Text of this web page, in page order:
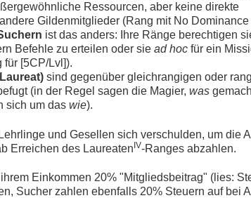
Ressourcen, aber keine direkte
Gildenmitglieder (Rang mit No Dominance
ist das anders: Ihre Ränge berechtigen
Befehle zu erteilen oder sie ad hocfür ein
für [5CP/Lvl]).
sind gegenüber gleichrangigen oder
(in der Regel sagen die Magier, was
sich um das wie).
und Gesellen sich verschulden, um die
Erreichen des LaureatenIV-Ranges abzahlen.
Einkommen 20% "Mitgliedsbeitrag" (lies:
Sucher zahlen ebenfalls 20% Steuern auf bei